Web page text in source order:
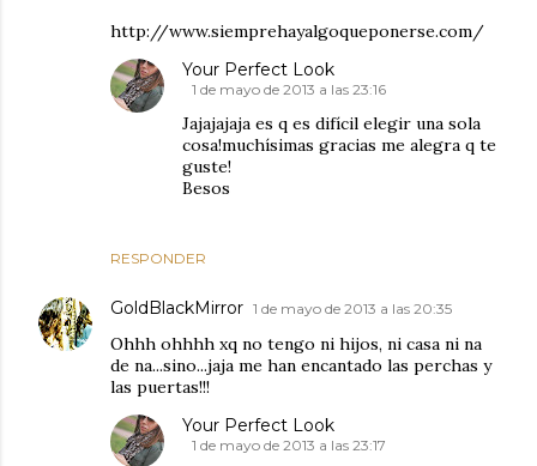
http://www.siemprehayalgoqueponerse.com/
RESPONDER
Your Perfect Look
1 de mayo de 2013 a las 23:16
Jajajajaja es q es difícil elegir una sola
cosa!muchísimas gracias me alegra q te
guste!
Besos
GoldBlackMirror 1 de mayo de 2013 a las 20:35
Ohhh ohhhh xq no tengo ni hijos, ni casa ni na
de na...sino...jaja me han encantado las perchas y
las puertas!!!
Your Perfect Look
1 de mayo de 2013 a las 23:17